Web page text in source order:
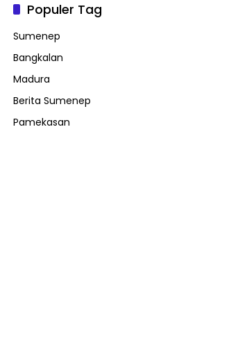
Populer Tag
Sumenep
Bangkalan
Madura
Berita Sumenep
Pamekasan